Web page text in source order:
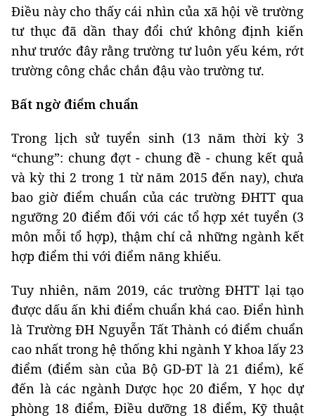
Điều này cho thấy cái nhìn của xã hội về trường
tư thục đã dần thay đổi chứ không định kiến
như trước đây rằng trường tư luôn yếu kém, rớt
trường công chắc chắn đậu vào trường tư.
Bất ngờ điểm chuẩn
Trong lịch sử tuyển sinh (13 năm thời kỳ 3
“chung”: chung đợt - chung đề - chung kết quả
và kỳ thi 2 trong 1 từ năm 2015 đến nay), chưa
bao giờ điểm chuẩn của các trường ĐHTT qua
ngưỡng 20 điểm đối với các tổ hợp xét tuyển (3
môn mỗi tổ hợp), thậm chí cả những ngành kết
hợp điểm thi với điểm năng khiếu.
Tuy nhiên, năm 2019, các trường ĐHTT lại tạo
được dấu ấn khi điểm chuẩn khá cao. Điển hình
là Trường ĐH Nguyễn Tất Thành có điểm chuẩn
cao nhất trong hệ thống khi ngành Y khoa lấy 23
điểm (điểm sàn của Bộ GD-ĐT là 21 điểm), kế
đến là các ngành Dược học 20 điểm, Y học dự
phòng 18 điểm, Điều dưỡng 18 điểm, Kỹ thuật